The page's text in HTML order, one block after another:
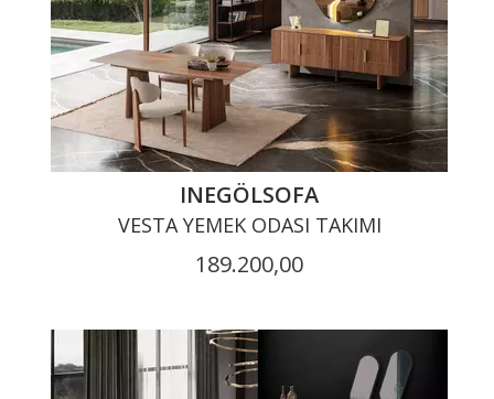
INEGÖLSOFA
VESTA YEMEK ODASI TAKIMI
189.200,00